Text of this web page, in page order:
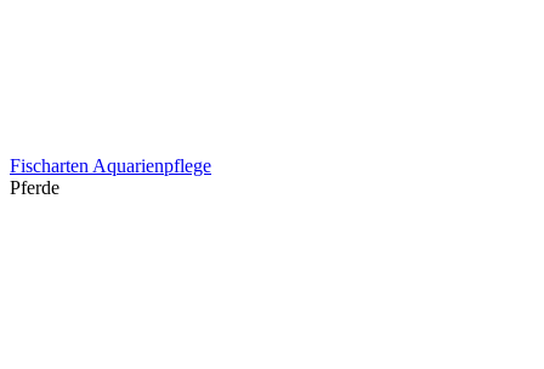
Fischarten Aquarienpflege
Pferde